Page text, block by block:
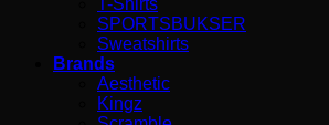
SPORTSBUKSER
Sweatshirts
Brands
Aesthetic
Kingz